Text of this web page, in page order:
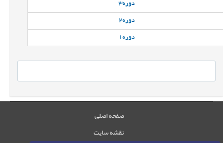
دوره3
دوره2
دوره1
صفحه اصلی
نقشه سایت